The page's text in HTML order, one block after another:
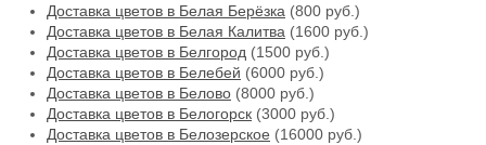
Доставка цветов в Белая Берёзка (800 руб.)
Доставка цветов в Белая Калитва (1600 руб.)
Доставка цветов в Белгород (1500 руб.)
Доставка цветов в Белебей (6000 руб.)
Доставка цветов в Белово (8000 руб.)
Доставка цветов в Белогорск (3000 руб.)
Доставка цветов в Белозерское (16000 руб.)